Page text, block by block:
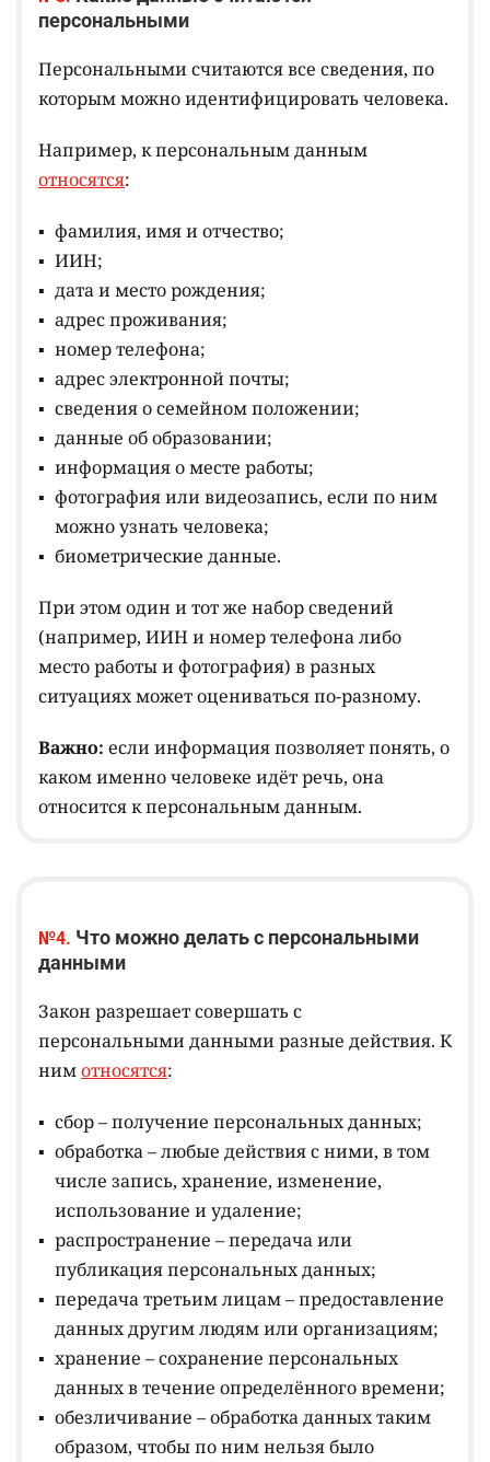
персональными
Персональными считаются все сведения, по
которым можно идентифицировать человека.
Например, к персональным данным
относятся:
фамилия, имя и отчество;
ИИН;
дата и место рождения;
адрес проживания;
номер телефона;
адрес электронной почты;
сведения о семейном положении;
данные об образовании;
информация о месте работы;
фотография или видеозапись, если по ним
можно узнать человека;
биометрические данные.
При этом один и тот же набор сведений
(например, ИИН и номер телефона либо
место работы и фотография) в разных
ситуациях может оцениваться по-разному.
Важно: если информация позволяет понять, о
каком именно человеке идёт речь, она
относится к персональным данным.
№4. Что можно делать с персональными
данными
Закон разрешает совершать с
персональными данными разные действия. К
нимотносятся:
сбор – получение персональных данных;
обработка – любые действия с ними, в том
числе запись, хранение, изменение,
использование и удаление;
распространение – передача или
публикация персональных данных;
передача третьим лицам – предоставление
данных другим людям или организациям;
хранение – сохранение персональных
данных в течение определённого времени;
обезличивание – обработка данных таким
образом, чтобы по ним нельзя было